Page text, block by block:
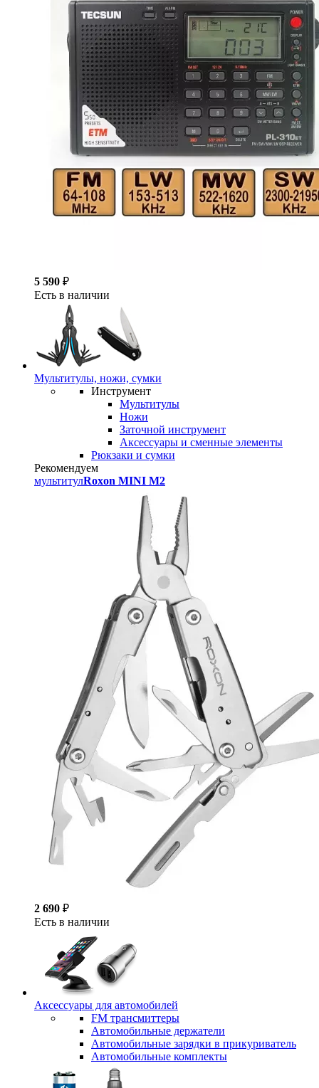
5 590 ₽
Есть в наличии
Мультитулы, ножи, сумки
Инструмент
Мультитулы
Ножи
Заточной инструмент
Аксессуары и сменные элементы
Рюкзаки и сумки
Рекомендуем
мультитулRoxon MINI M2
2 690 ₽
Есть в наличии
Аксессуары для автомобилей
FM трансмиттеры
Автомобильные держатели
Автомобильные зарядки в прикуриватель
Автомобильные комплекты